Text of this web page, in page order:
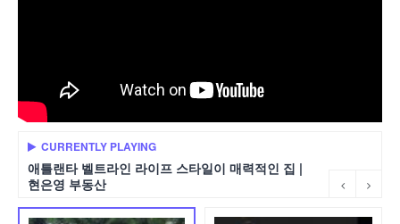
CURRENTLY PLAYING
애틀랜타 벨트라인 라이프 스타일이 매력적인 집 |
현은영 부동산